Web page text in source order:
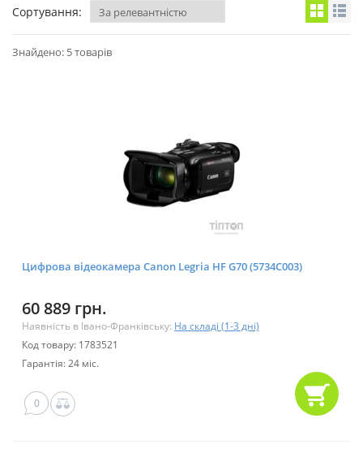
Сортування:
Знайдено: 5 товарів
Цифрова відеокамера Canon Legria HF G70 (5734C003)
60 889 грн.
Наявність в Івано-Франківську: На складі (1-3 дні)
Код товару: 1783521
Гарантія: 24 міс.
0